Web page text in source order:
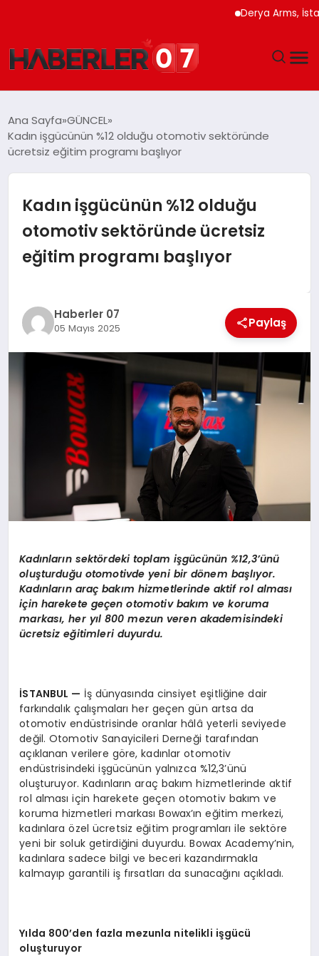
Derya Arms,
EKONOMI
TEKNOLOJI
MAGAZIN
Ana Sayfa GÜNCEL
Kadın işgücünün %12 olduğu otomotiv sektöründe
ücretsiz eğitim programı başlıyor
Kadın işgücünün %12 olduğu
otomotiv sektöründe ücretsiz
eğitim programı başlıyor
Haberler 07
05 Mayıs 2025 Paylaş
Kadınların sektördeki toplam işgücünün %12,3’ünü
oluşturduğu otomotivde yeni bir dönem başlıyor.
Kadınların araç bakım hizmetlerinde aktif rol alması
için harekete geçen otomotiv bakım ve koruma
markası, her yıl 800 mezun veren akademisindeki
ücretsiz eğitimleri duyurdu.
İSTANBUL — İş dünyasında cinsiyet eşitliğine dair
farkındalık çalışmaları her geçen gün artsa da
otomotiv endüstrisinde oranlar hâlâ yeterli seviyede
değil. Otomotiv Sanayicileri Derneği tarafından
açıklanan verilere göre, kadınlar otomotiv
endüstrisindeki işgücünün yalnızca %12,3’ünü
oluşturuyor. Kadınların araç bakım hizmetlerinde aktif
rol alması için harekete geçen otomotiv bakım ve
koruma hizmetleri markası Bowax’ın eğitim merkezi,
kadınlara özel ücretsiz eğitim programları ile sektöre
yeni bir soluk getirdiğini duyurdu. Bowax Academy’nin,
kadınlara sadece bilgi ve beceri kazandırmakla
kalmayıp garantili iş fırsatları da sunacağını açıkladı.
Yılda 800’den fazla mezunla nitelikli işgücü
oluşturuyor